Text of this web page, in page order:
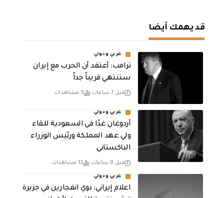
قد يهمك أيضا
عربي ودولي
‏ترامب: أعتقد أن الحرب مع إيران
ستنتهي قريباً جداً
قبل 7 ساعات 9 مشاهدات
عربي ودولي
أردوغان غدًا في السعودية للقاء
ولي عهد المملكة ورئيس الوزراء
الباكستاني
قبل 8 ساعات 13 مشاهدات
عربي ودولي
اعلام إيراني: دوي انفجارين في جزيرة